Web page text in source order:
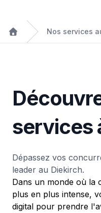
Nos services
services
Dépassez vos
leader au Diekirch.
Dans un monde où la
plus en plus intense,
digital pour prendre